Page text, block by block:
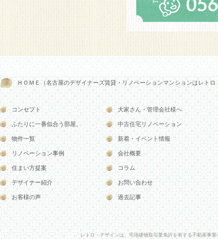
ＨＯＭＥ（名古屋のデザイナーズ賃貸・リノベーションマンションはレトロ
コンセプト
ふたりに一番似合う部屋。
物件一覧
リノベーション事例
住まい方提案
デザイナー紹介
お客様の声
大家さん・管理会社様へ
中古住宅リノベーション
新着・イベント情報
会社概要
コラム
お問い合わせ
過去記事
レトロ・デザインは、宅地建物取引業免許を有する不動産事